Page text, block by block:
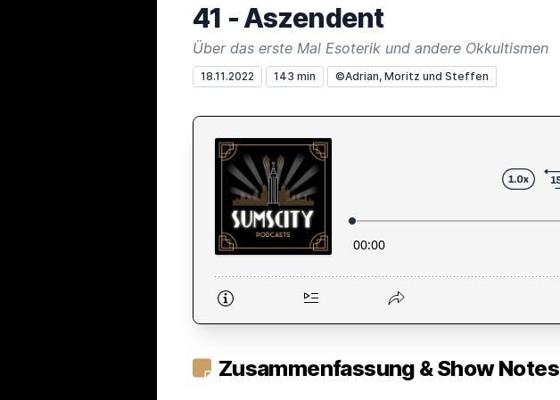
41 - Aszendent
Über das erste Mal Esoterik und andere Okkultismen
18.11.2022 143 min ©Adrian, Moritz und Steffen
Zusammenfassung & Show Notes